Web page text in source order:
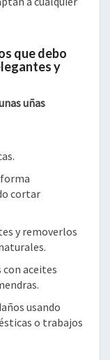
que debo
y
uñas
cortar
y removerlos
con aceites
usando
o trabajos